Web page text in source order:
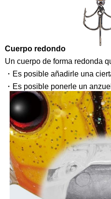
Cuerpo redondo
Un cuerpo de forma redonda
・Es posible añadirle una
・Es posible ponerle un